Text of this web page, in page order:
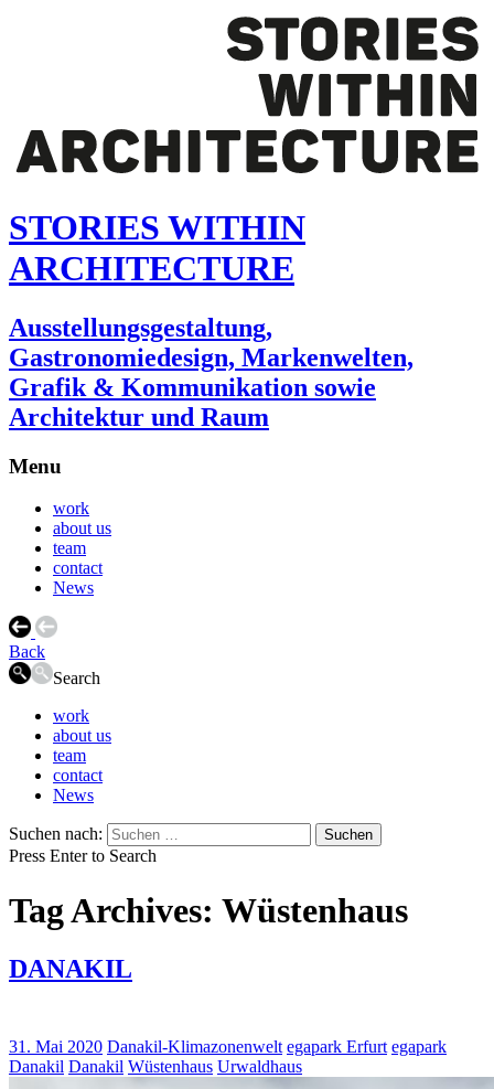
STORIES WITHIN
ARCHITECTURE
Ausstellungsgestaltung,
Gastronomiedesign, Markenwelten,
Grafik & Kommunikation sowie
Architektur und Raum
Menu
work
about us
team
contact
News
Back
Search
work
about us
team
contact
News
Suchen nach:
Press Enter to Search
Tag Archives: Wüstenhaus
DANAKIL
31. Mai 2020 Danakil-Klimazonenwelt egapark Erfurt egapark
Danakil Danakil Wüstenhaus Urwaldhaus